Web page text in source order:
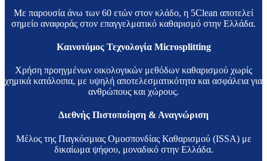
Με παρουσία άνω των 60 ετών στον κλάδο, η 5Clean αποτελεί
σημείο αναφοράς στον επαγγελματικό καθαρισμό στην Ελλάδα.
Καινοτόμος Τεχνολογία Microsplitting
Χρήση προηγμένων οικολογικών μεθόδων καθαρισμού χωρίς
χημικά κατάλοιπα, με υψηλή αποτελεσματικότητα και ασφάλεια για
ανθρώπους και χώρους.
Διεθνής Πιστοποίηση & Αναγνώριση
Μέλος της Παγκόσμιας Ομοσπονδίας Καθαρισμού (ISSA) με
δικαίωμα ψήφου, μοναδικό στην Ελλάδα.